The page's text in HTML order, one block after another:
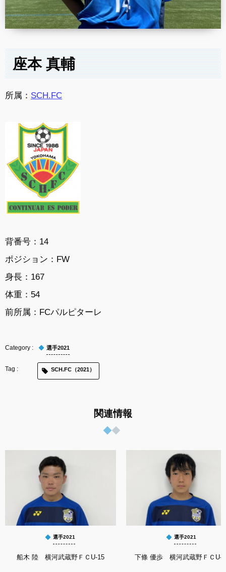
座本 真輔
所属： SCH.FC
背番号：14
ポジション：FW
身長：167
体重：54
前所属：FCパルピターレ
選手2021
SCH.FC（2021）
関連情報
選手2021
船木 陸 横河武蔵野ＦＣU-15
選手2021
下條 優歩 横河武蔵野ＦＣU-